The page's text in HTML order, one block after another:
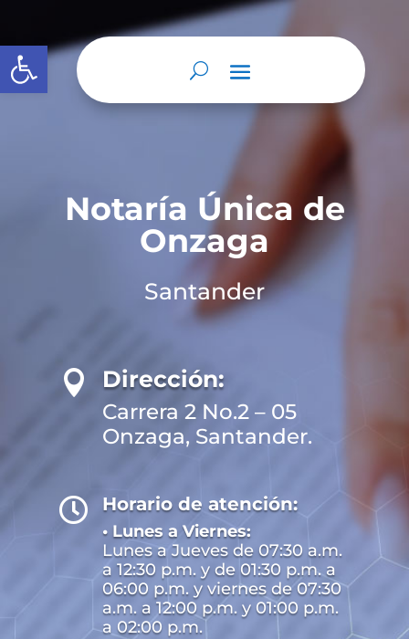
Abrir barra de herramientas
Notaría Única de
Onzaga
Santander
 Dirección:
Carrera 2 No.2 – 05
Onzaga, Santander.
 Horario de atención:
• Lunes a Viernes:
Lunes a Jueves de 07:30 a.m.
a 12:30 p.m. y de 01:30 p.m. a
06:00 p.m. y viernes de 07:30
a.m. a 12:00 p.m. y 01:00 p.m.
a 02:00 p.m.